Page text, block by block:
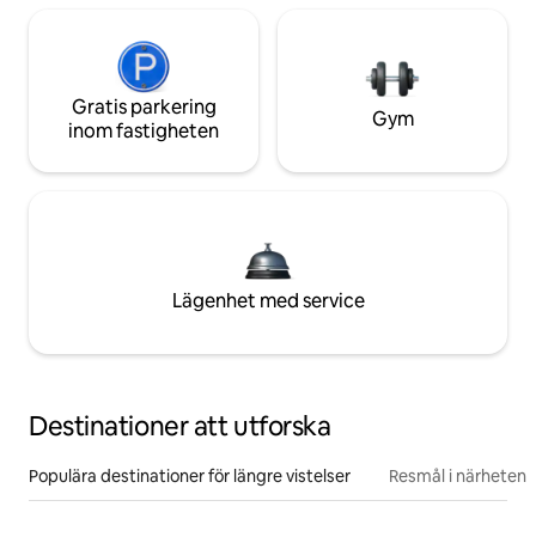
Gratis parkering
inom fastigheten
Gym
Lägenhet med service
Destinationer att utforska
Populära destinationer för längre vistelser Resmål i närheten